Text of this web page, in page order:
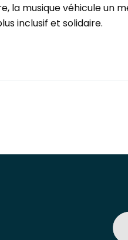
la musique véhicule
inclusif et solidaire.